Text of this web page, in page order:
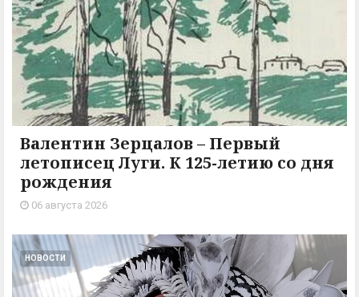
Валентин Зерцалов – Первый
летописец Луги. К 125-летию со дня
рождения
06 августа 2026
НОВОСТИ